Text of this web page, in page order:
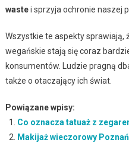
wastei sprzyja ochronie naszej
Wszystkie te aspekty sprawiają,
wegańskie stają się coraz
konsumentów. Ludzie pragną
także o otaczający ich świat.
Powiązane wpisy:
Co oznacza tatuaż z
Makijaż wieczorowy Poznań